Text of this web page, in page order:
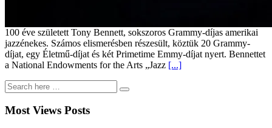
100 éve született Tony Bennett, sokszoros Grammy-díjas amerikai
jazzénekes. Számos elismerésben részesült, köztük 20 Grammy-
díjat, egy Életmű-díjat és két Primetime Emmy-díjat nyert. Bennettet
a National Endowments for the Arts „Jazz [...]
Most Views Posts